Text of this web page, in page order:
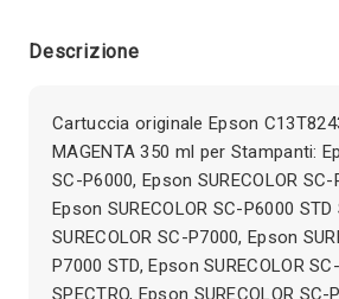
Descrizione
Cartuccia originale Epson
MAGENTA 350 ml per Stampanti:
SC-P6000, Epson SURECOLOR SC-
Epson SURECOLOR SC-P6000 STD
SURECOLOR SC-P7000, Epson
P7000 STD, Epson SURECOLOR
SPECTRO, Epson SURECOLOR